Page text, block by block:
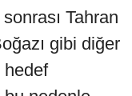
Tahran
gibi diğer
hedef